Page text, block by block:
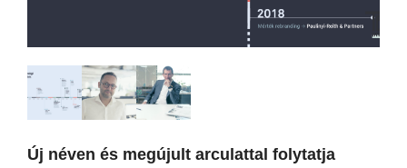
Új néven és megújult arculattal folytatja